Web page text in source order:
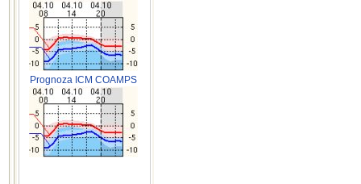
Prognoza ICM COAMPS